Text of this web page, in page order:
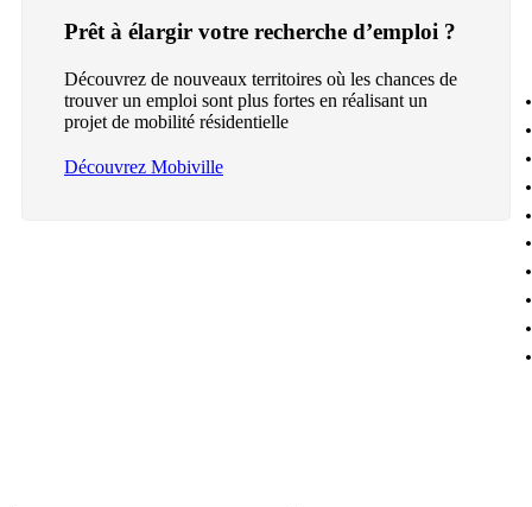
Prêt à élargir votre recherche d’emploi ?
Découvrez de nouveaux territoires où les chances de
trouver un emploi sont plus fortes en réalisant un
projet de mobilité résidentielle
Découvrez Mobiville